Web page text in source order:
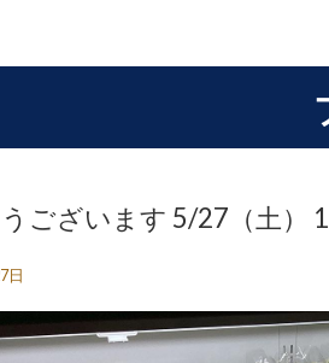
ございます 5/27（土）
日